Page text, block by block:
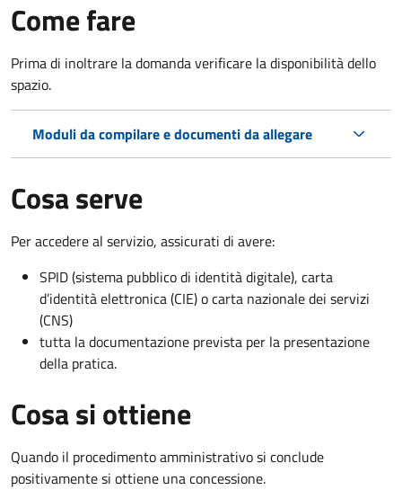
Come fare
Prima di inoltrare la domanda verificare la disponibilità dello
spazio.
Moduli da compilare e documenti da allegare
Cosa serve
Per accedere al servizio, assicurati di avere:
SPID (sistema pubblico di identità digitale), carta
d’identità elettronica (CIE) o carta nazionale dei servizi
(CNS)
tutta la documentazione prevista per la presentazione
della pratica.
Cosa si ottiene
Quando il procedimento amministrativo si conclude
positivamente si ottiene una concessione.